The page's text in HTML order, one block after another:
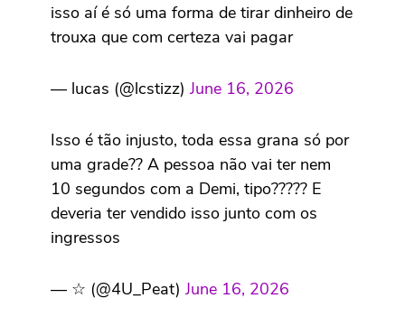
isso aí é só uma forma de tirar dinheiro de
trouxa que com certeza vai pagar
— lucas (@lcstizz) June 16, 2026
Isso é tão injusto, toda essa grana só por
uma grade?? A pessoa não vai ter nem
10 segundos com a Demi, tipo????? E
deveria ter vendido isso junto com os
ingressos
— ☆ (@4U_Peat) June 16, 2026